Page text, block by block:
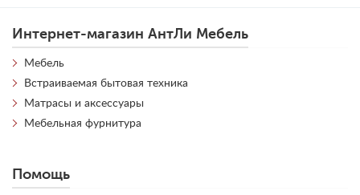
Интернет-магазин АнтЛи Мебель
Мебель
Встраиваемая бытовая техника
Матрасы и аксессуары
Мебельная фурнитура
Помощь